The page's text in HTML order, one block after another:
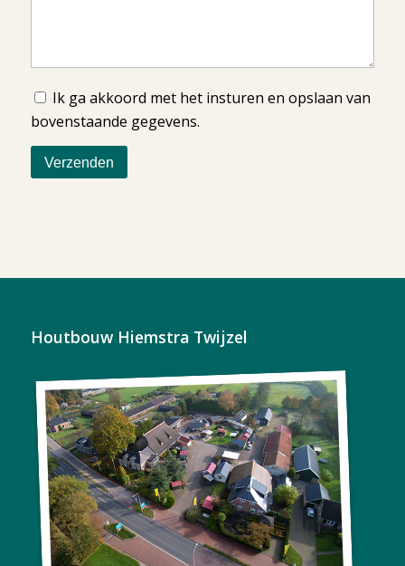
Ik ga akkoord met het insturen en opslaan van
bovenstaande gegevens.
Houtbouw Hiemstra Twijzel